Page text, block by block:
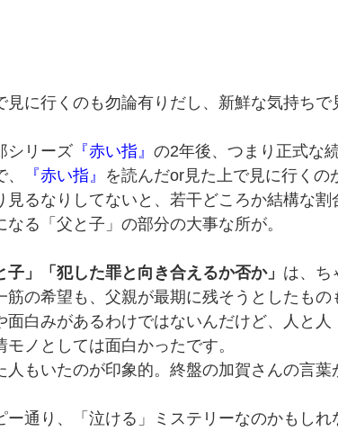
見に行くのも勿論有りだし、新鮮な気持ち
シリーズ 『赤い指』 の2年後、つまり正式な
『赤い指』 を読んだor見た上で見に行くの
見るなりしてないと、若干どころか結構な
る「父と子」の部分の大事な所が。
子」「犯した罪と向き合えるか否か」 は、ち
の希望も、父親が最期に残そうとしたもの
面白みがあるわけではないんだけど、人と
ノとしては面白かったです。
人もいたのが印象的。終盤の加賀さんの言
通り、「泣ける」ミステリーなのかもしれ